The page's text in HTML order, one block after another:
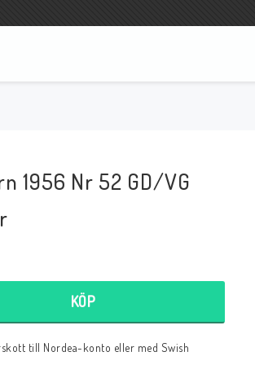
Betala enkelt i förskott till konto i
1956 Nr 52 GD/VG
KÖP
till Nordea-konto eller med Swish